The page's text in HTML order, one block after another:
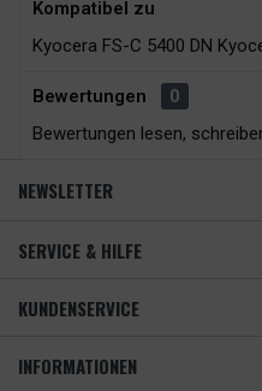
Kompatibel zu
Kyocera FS-C 5400 DN
Bewertungen
0
Bewertungen lesen,
NEWSLETTER
SERVICE & HILFE
KUNDENSERVICE
INFORMATIONEN